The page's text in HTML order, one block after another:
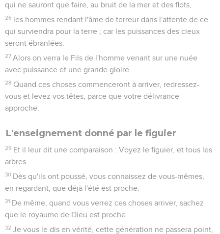
qui ne sauront que faire, au bruit de la mer et des flots,
26 les hommes rendant l'âme de terreur dans l'attente de ce
qui surviendra pour la terre ; car les puissances des cieux
seront ébranlées.
27 Alors on verra le Fils de l'homme venant sur une nuée
avec puissance et une grande gloire.
28 Quand ces choses commenceront à arriver, redressez-
vous et levez vos têtes, parce que votre délivrance
approche.
L'enseignement donné par le figuier
29 Et il leur dit une comparaison : Voyez le figuier, et tous les
arbres.
30 Dès qu'ils ont poussé, vous connaissez de vous-mêmes,
en regardant, que déjà l'été est proche.
31 De même, quand vous verrez ces choses arriver, sachez
que le royaume de Dieu est proche.
32 Je vous le dis en vérité, cette génération ne passera point,